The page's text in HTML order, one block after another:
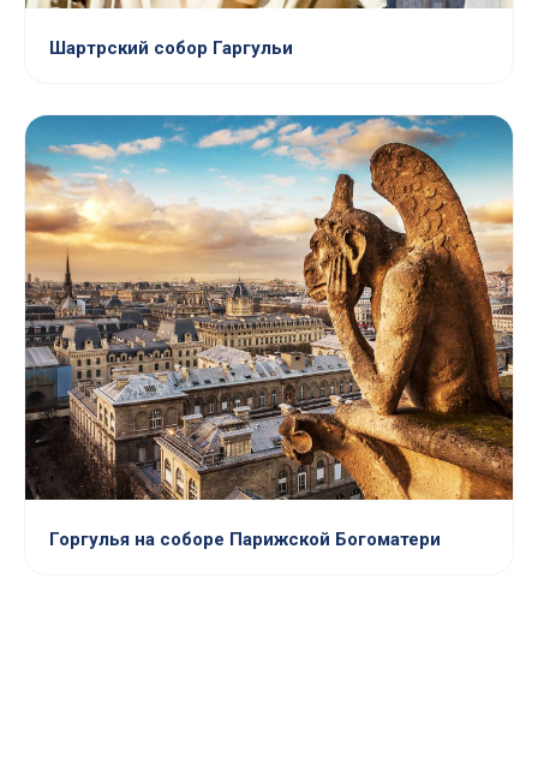
Шартрский собор Гаргульи
Горгулья на соборе Парижской Богоматери